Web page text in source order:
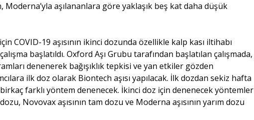
Moderna’yla aşılananlara göre yaklaşık beş kat daha düşük
COVID-19 aşısının ikinci dozunda özellikle kalp kası iltihabı
başlatıldı. Oxford Aşı Grubu tarafından başlatılan çalışmada,
denenerek bağışıklık tepkisi ve yan etkiler gözden
ilk doz olarak Biontech aşısı yapılacak. İlk dozdan sekiz hafta
farklı yöntem denenecek. İkinci doz için denenecek yöntemler
Novovax aşısının tam dozu ve Moderna aşısının yarım dozu